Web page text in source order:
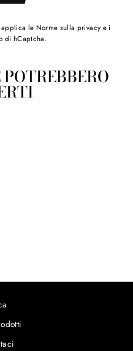
applica le Norme sulla privacy e i
di hCaptcha.